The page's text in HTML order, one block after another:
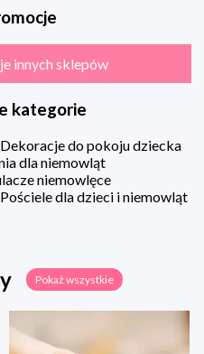
innych sklepów
kategorie
Dekoracje do pokoju dziecka
dla niemowląt
niemowlęce
Pościele dla dzieci i niemowląt
Pokaż wszystkie